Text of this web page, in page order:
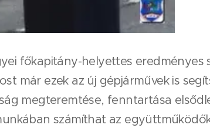
főkapitány-helyettes eredményes
már ezek az új gépjárművek is
megteremtése, fenntartása
számíthat az